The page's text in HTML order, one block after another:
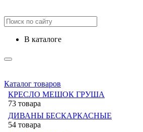
в каталоге
Каталог товаров
КРЕСЛО МЕШОК ГРУША
73 товара
ДИВАНЫ БЕСКАРКАСНЫЕ
54 товара